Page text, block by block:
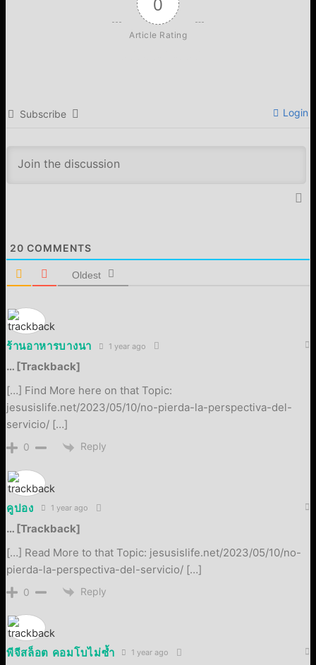
Article Rating
Subscribe Login
20 COMMENTS
Oldest
ร้านอาหารบางนา 1 year ago
… [Trackback]
[…] Find More here on that Topic:
jesusislife.net/2023/05/10/no-pierda-la-perspectiva-del-
servicio/ […]
0 Reply
คูปอง 1 year ago
… [Trackback]
[…] Read More to that Topic: jesusislife.net/2023/05/10/no-
pierda-la-perspectiva-del-servicio/ […]
0 Reply
พีจีสล็อต คอมโบไม่ซ้ำ 1 year ago